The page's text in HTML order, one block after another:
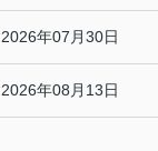
2026年07月30日
2026年08月13日